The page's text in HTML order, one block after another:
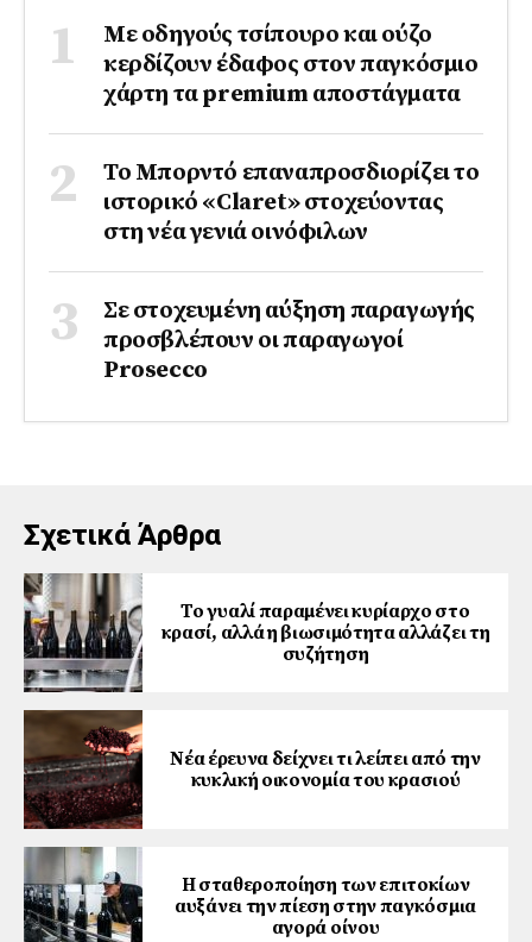
Με οδηγούς τσίπουρο και ούζο
κερδίζουν έδαφος στoν παγκόσμιο
χάρτη τα premium αποστάγματα
Το Μπορντό επαναπροσδιορίζει το
ιστορικό «Claret» στοχεύοντας
στη νέα γενιά οινόφιλων
Σε στοχευμένη αύξηση παραγωγής
προσβλέπουν οι παραγωγοί
Prosecco
Σχετικά Άρθρα
Το γυαλί παραμένει κυρίαρχο στο
κρασί, αλλά η βιωσιμότητα αλλάζει τη
συζήτηση
Νέα έρευνα δείχνει τι λείπει από την
κυκλική οικονομία του κρασιού
Η σταθεροποίηση των επιτοκίων
αυξάνει την πίεση στην παγκόσμια
αγορά οίνου